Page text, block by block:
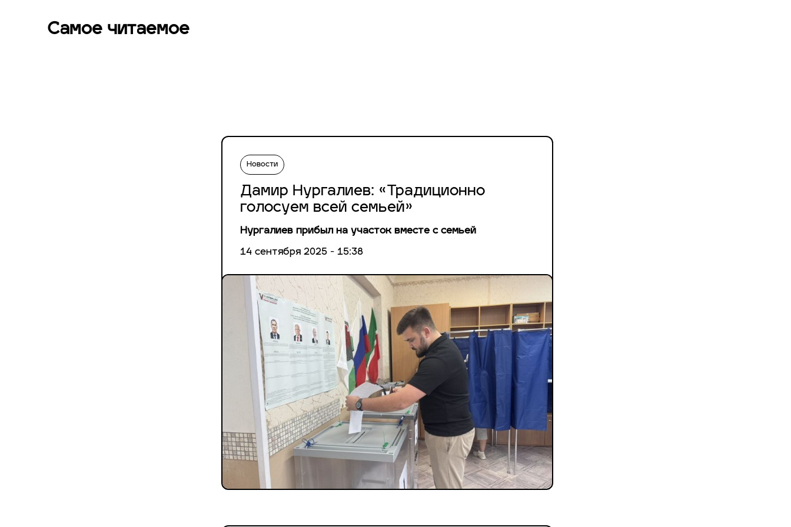
Самое читаемое
Новости
Дамир Нургалиев: «Традиционно
голосуем всей семьей»
Нургалиев прибыл на участок вместе с семьей
14 сентября 2025 - 15:38